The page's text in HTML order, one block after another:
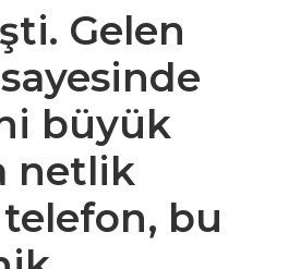
Gelen
sayesinde
büyük
netlik
bu